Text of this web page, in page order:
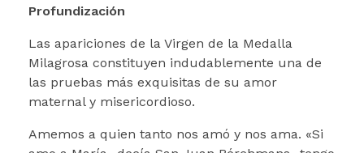
Profundización
Las apariciones de la Virgen de la Medalla
Milagrosa constituyen indudablemente una de
las pruebas más exquisitas de su amor
maternal y misericordioso.
Amemos a quien tanto nos amó y nos ama. «Si